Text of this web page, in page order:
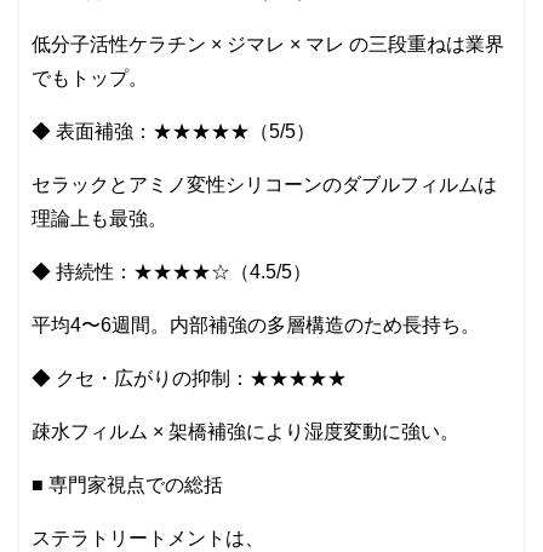
低分子活性ケラチン × ジマレ × マレ の三段重ねは業界
でもトップ。
◆ 表面補強：★★★★★（5/5）
セラックとアミノ変性シリコーンのダブルフィルムは
理論上も最強。
◆ 持続性：★★★★☆（4.5/5）
平均4〜6週間。内部補強の多層構造のため長持ち。
◆ クセ・広がりの抑制：★★★★★
疎水フィルム × 架橋補強により湿度変動に強い。
■ 専門家視点での総括
ステラトリートメントは、